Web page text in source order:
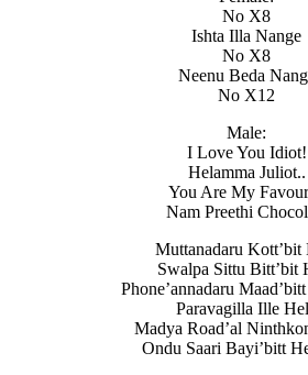
No X8
Ishta Illa Nange
No X8
Neenu Beda
No X12
Male:
I Love You Idiot!
Helamma Juliot..
You Are My
Nam Preethi
Muttanadaru Kott’bit
Swalpa Sittu Bitt’bit
Phone’annadaru
Paravagilla Ille
Madya Road’al
Ondu Saari Bayi’bitt